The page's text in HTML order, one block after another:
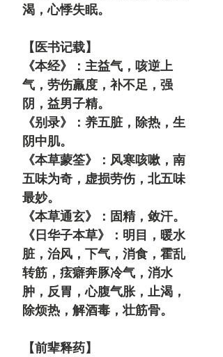
渴，心悸失眠。
【医书记载】
《本经》：主益气，咳逆上
气，劳伤羸度，补不足，强
阴，益男子精。
《别录》：养五脏，除热，生
阴中肌。
《本草蒙筌》：风寒咳嗽，南
五味为奇，虚损劳伤，北五味
最妙。
《本草通玄》：固精，敛汗。
《日华子本草》：明目，暖水
脏，治风，下气，消食，霍乱
转筋，痃癖奔豚冷气，消水
肿，反胃，心腹气胀，止渴，
除烦热，解酒毒，壮筋骨。
【前辈释药】